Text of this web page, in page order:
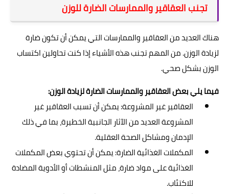
تجنب العقاقير والممارسات الضارة للوزن
هناك العديد من العقاقير والممارسات التي يمكن أن تكون ضارة
لزيادة الوزن. من المهم تجنب هذه الأشياء إذا كنت تحاولين اكتساب
الوزن بشكل صحي.
فيما يلي بعض العقاقير والممارسات الضارة لزيادة الوزن:
العقاقير غير المشروعة: يمكن أن تسبب العقاقير غير
المشروعة العديد من الآثار الجانبية الخطيرة، بما في ذلك
الإدمان ومشاكل الصحة العقلية.
المكملات الغذائية الضارة: يمكن أن تحتوي بعض المكملات
الغذائية على مواد ضارة، مثل المنشطات أو الأدوية المضادة
للاكتئاب.